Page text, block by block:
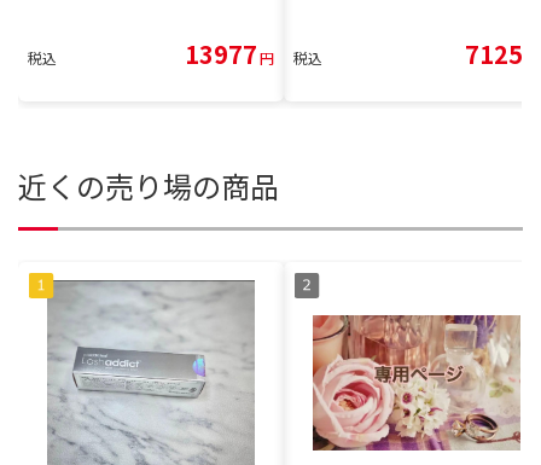
税込 13977円 税込 7125
近くの売り場の商品